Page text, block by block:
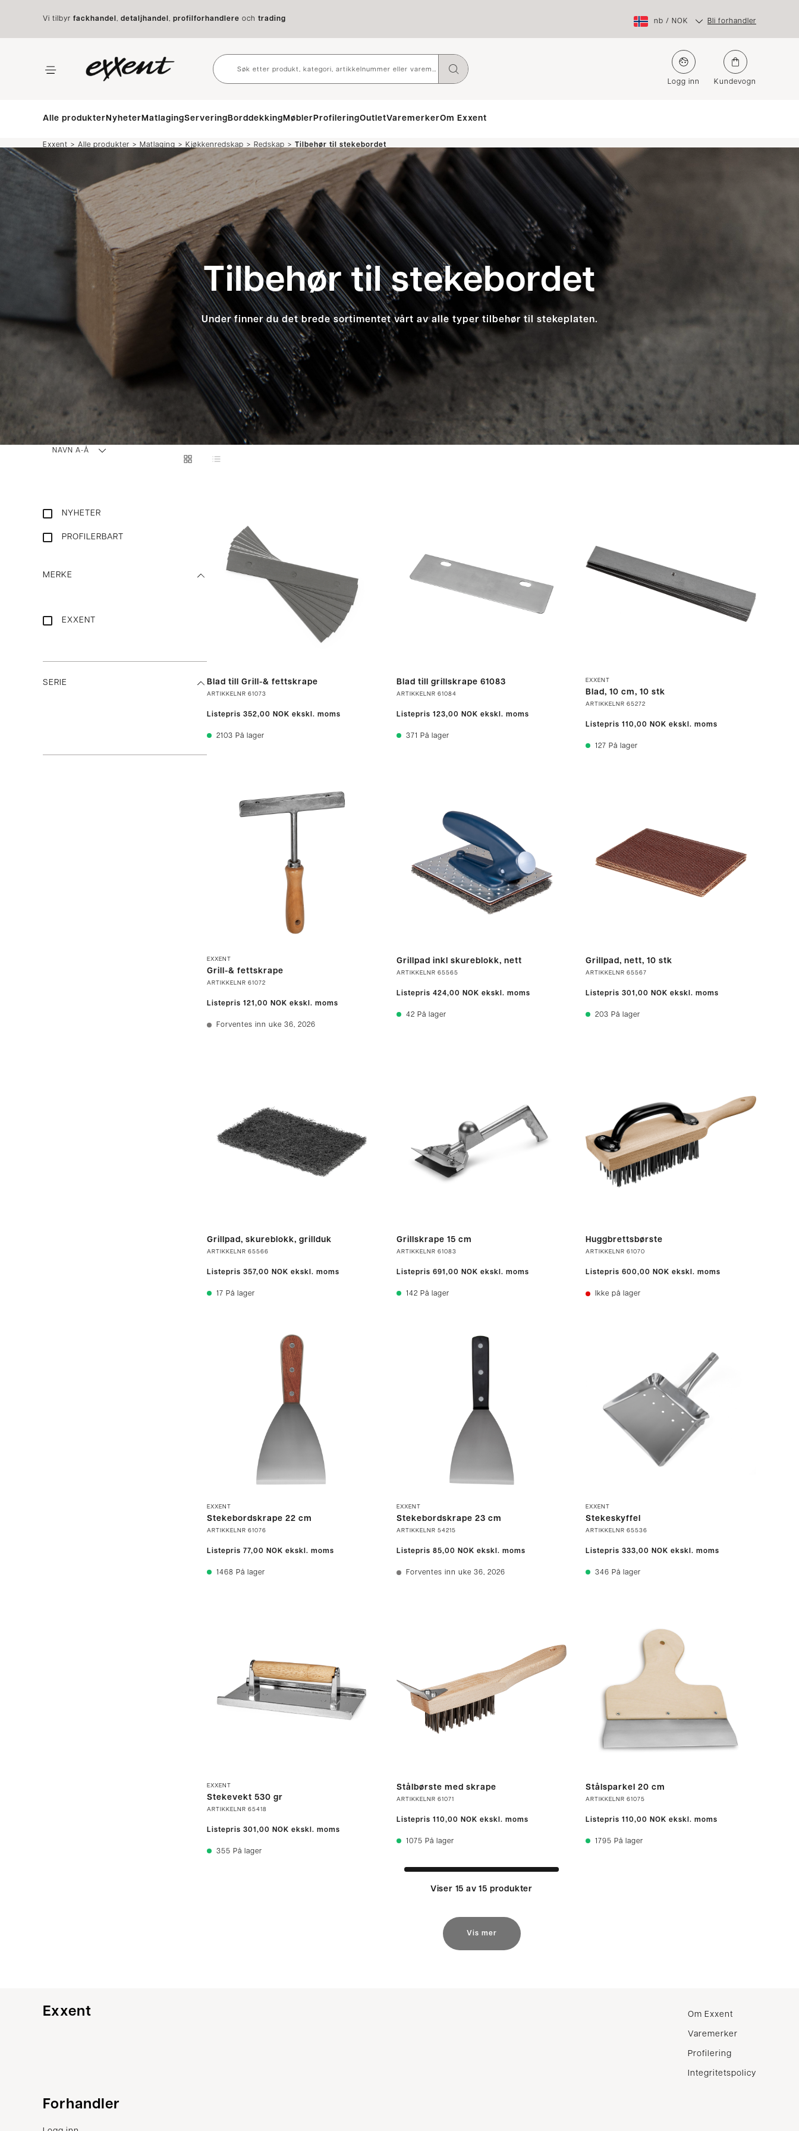
Vi tilbyr fackhandel , detaljhandel , profilforhandlere och trading nb / NOK Bli forhandler
Logg inn Kundevogn
Alle produkterNyheterMatlagingServeringBorddekkingMøblerProfileringOutletVaremerkerOm Exxent
Exxent > Alle produkter > Matlaging > Kjøkkenredskap > Redskap > Tilbehør til stekebordet
Tilbehør til stekebordet
Under finner du det brede sortimentet vårt av alle typer tilbehør til stekeplaten.
NAVN A-Å
NYHETER
PROFILERBART
MERKE
EXXENT
SERIE Blad till Grill-& fettskrape
ARTIKKELNR 61073
Listepris 352,00 NOK ekskl. moms
2103 På lager
Blad till grillskrape 61083
ARTIKKELNR 61084
Listepris 123,00 NOK ekskl. moms
371 På lager
EXXENT
Blad, 10 cm, 10 stk
ARTIKKELNR 65272
Listepris 110,00 NOK ekskl. moms
127 På lager
EXXENT
Grill-& fettskrape
ARTIKKELNR 61072
Listepris 121,00 NOK ekskl. moms
Forventes inn uke 36, 2026
Grillpad inkl skureblokk, nett
ARTIKKELNR 65565
Listepris 424,00 NOK ekskl. moms
42 På lager
Grillpad, nett, 10 stk
ARTIKKELNR 65567
Listepris 301,00 NOK ekskl. moms
203 På lager
Grillpad, skureblokk, grillduk
ARTIKKELNR 65566
Listepris 357,00 NOK ekskl. moms
17 På lager
Grillskrape 15 cm
ARTIKKELNR 61083
Listepris 691,00 NOK ekskl. moms
142 På lager
Huggbrettsbørste
ARTIKKELNR 61070
Listepris 600,00 NOK ekskl. moms
Ikke på lager
EXXENT
Stekebordskrape 22 cm
ARTIKKELNR 61076
Listepris 77,00 NOK ekskl. moms
1468 På lager
EXXENT
Stekebordskrape 23 cm
ARTIKKELNR 54215
Listepris 85,00 NOK ekskl. moms
Forventes inn uke 36, 2026
EXXENT
Stekeskyffel
ARTIKKELNR 65536
Listepris 333,00 NOK ekskl. moms
346 På lager
EXXENT
Stekevekt 530 gr
ARTIKKELNR 65418
Listepris 301,00 NOK ekskl. moms
355 På lager
Stålbørste med skrape
ARTIKKELNR 61071
Listepris 110,00 NOK ekskl. moms
1075 På lager
Stålsparkel 20 cm
ARTIKKELNR 61075
Listepris 110,00 NOK ekskl. moms
1795 På lager
Viser 15 av 15 produkter
Vis mer
Exxent Om Exxent
Varemerker
Profilering
Integritetspolicy
Kundeservice
Forhandler